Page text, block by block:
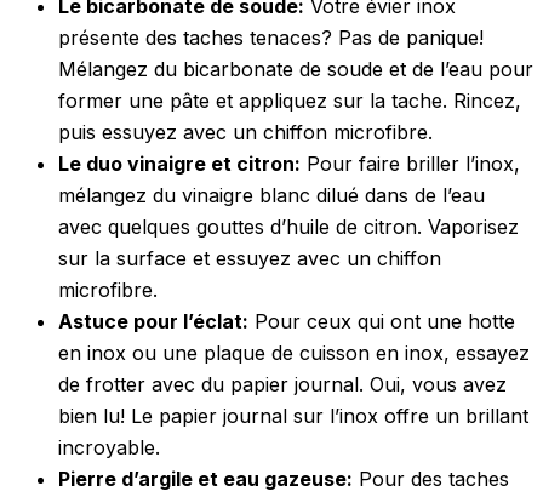
Le bicarbonate de soude: Votre évier inox
présente des taches tenaces? Pas de panique!
Mélangez du bicarbonate de soude et de l’eau pour
former une pâte et appliquez sur la tache. Rincez,
puis essuyez avec un chiffon microfibre.
Le duo vinaigre et citron: Pour faire briller l’inox,
mélangez du vinaigre blanc dilué dans de l’eau
avec quelques gouttes d’huile de citron. Vaporisez
sur la surface et essuyez avec un chiffon
microfibre.
Astuce pour l’éclat: Pour ceux qui ont une hotte
en inox ou une plaque de cuisson en inox, essayez
de frotter avec du papier journal. Oui, vous avez
bien lu! Le papier journal sur l’inox offre un brillant
incroyable.
Pierre d’argile et eau gazeuse: Pour des taches